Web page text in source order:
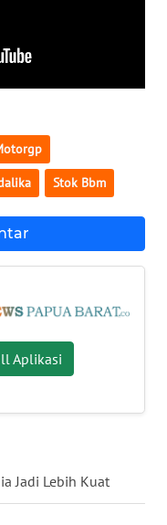
Stok Bbm
Aplikasi
Jadi Lebih Kuat